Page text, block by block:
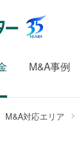
M&A事例
M&A対応エリア